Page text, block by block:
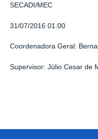
SECADI/MEC
31/07/2016 01:00
Coordenadora Geral:
Supervisor: Júlio Cesar de